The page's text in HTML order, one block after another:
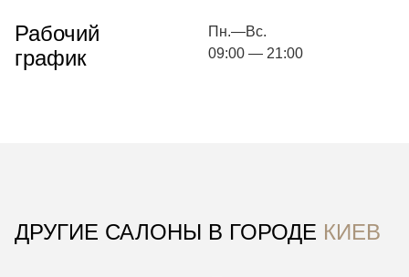
Рабочий
график
Пн.—Вс.
09:00 — 21:00
ДРУГИЕ САЛОНЫ В ГОРОДЕ КИЕВ